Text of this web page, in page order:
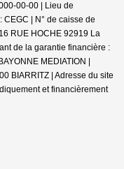
00-00 | Lieu de
| N° de caisse de
RUE HOCHE 92919 La
de la garantie financière :
MEDIATION |
BIARRITZ | Adresse du site
et financièrement